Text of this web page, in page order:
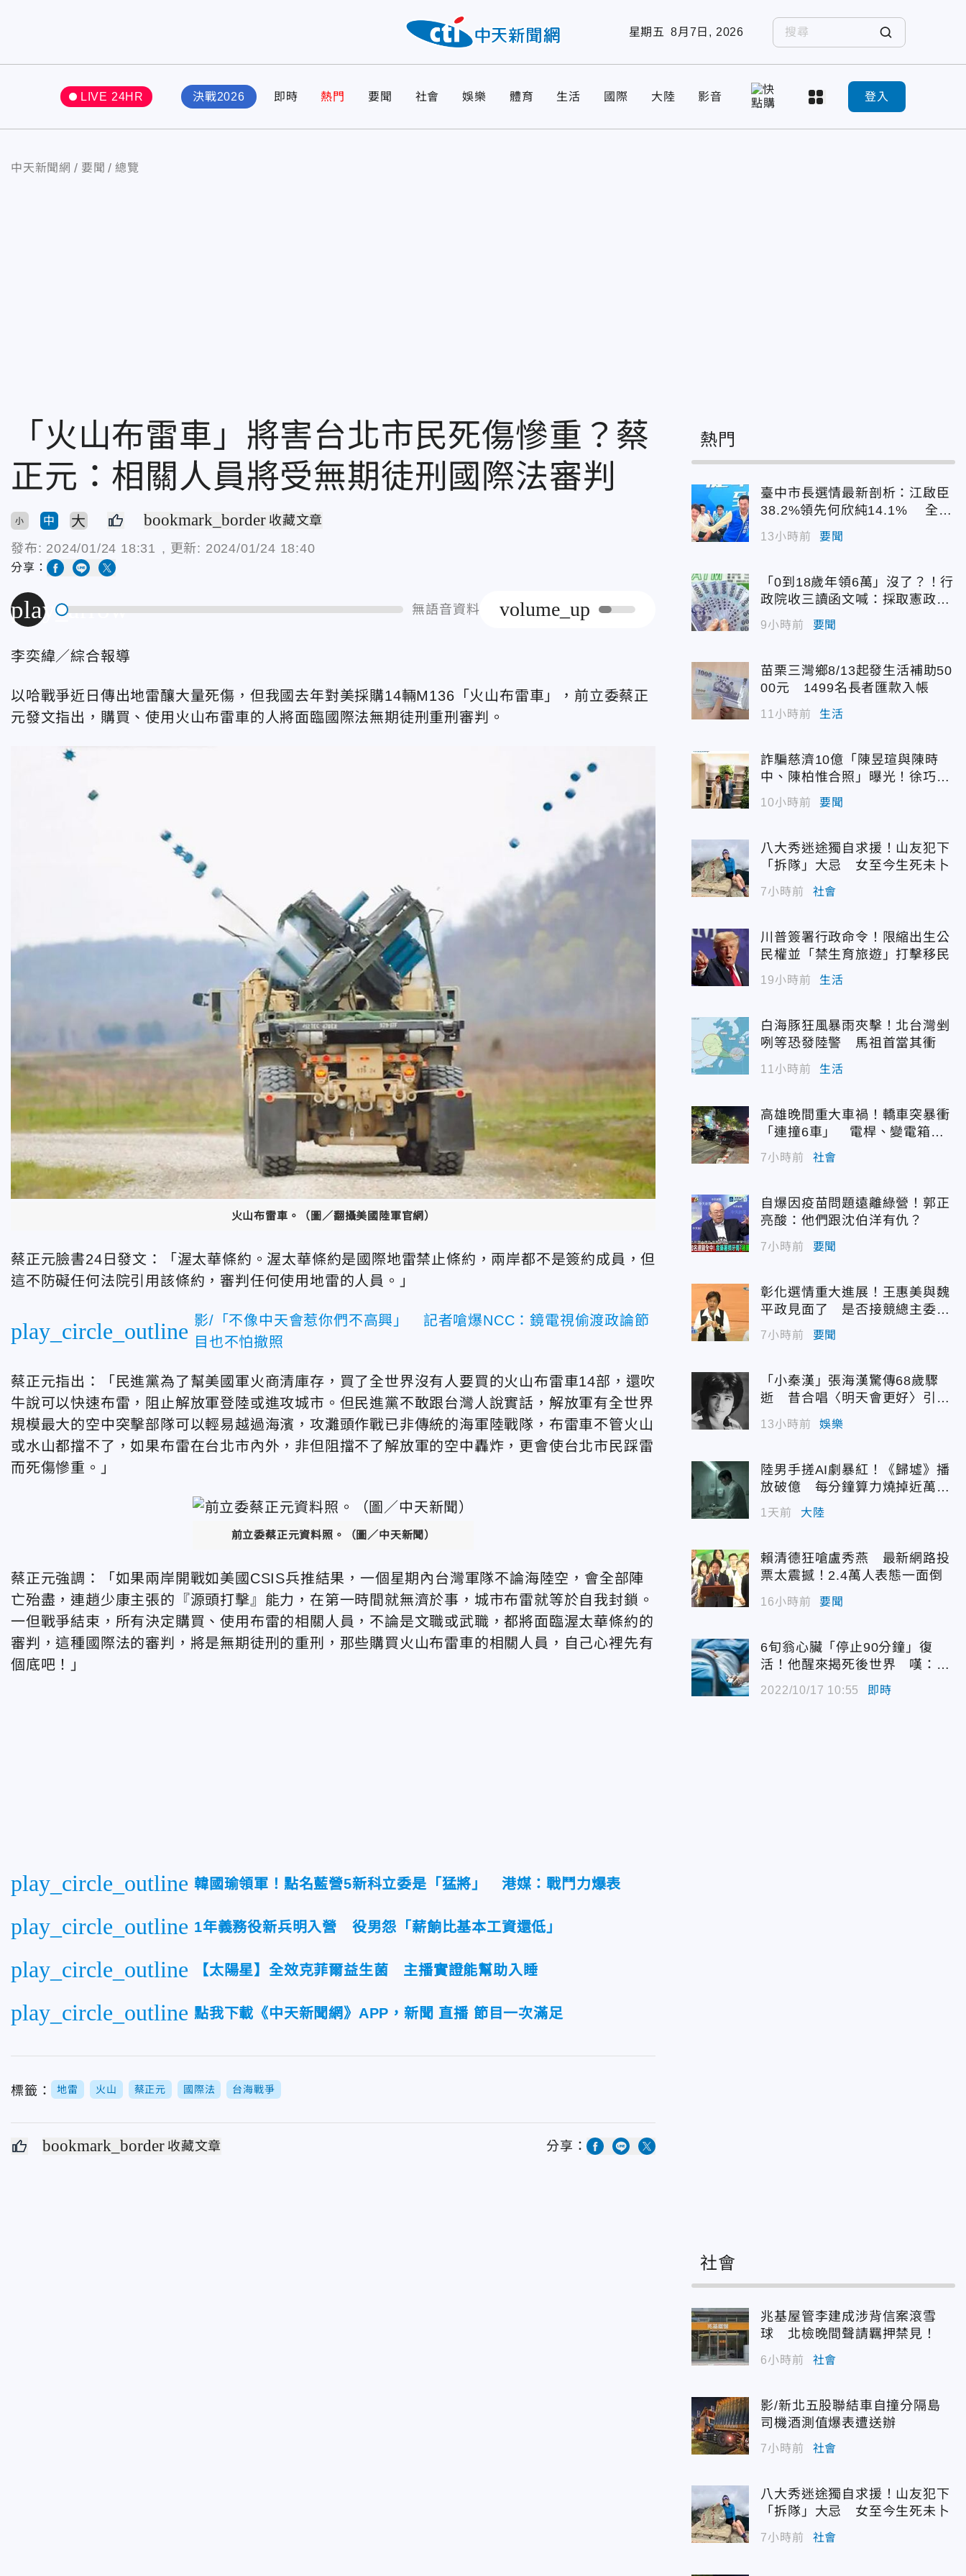
星期五 8月7日, 2026
LIVE 24HR 決戰2026 即時 熱門 要聞 社會 娛樂 體育 生活 國際 大陸 影音 登入
中天新聞網 要聞 總覽
「火山布雷車」將害台北市民死傷慘重？蔡
正元：相關人員將受無期徒刑國際法審判
小 中 大 bookmark_border 收藏文章
發布: 2024/01/24 18:31 , 更新: 2024/01/24 18:40
分享：
play_arrow 無語音資料 volume_up
李奕緯／綜合報導
以哈戰爭近日傳出地雷釀大量死傷，但我國去年對美採購14輛M136「火山布雷車」，前立委蔡正
元發文指出，購買、使用火山布雷車的人將面臨國際法無期徒刑重刑審判。
火山布雷車。（圖／翻攝美國陸軍官網）
蔡正元臉書24日發文：「渥太華條約。渥太華條約是國際地雷禁止條約，兩岸都不是簽約成員，但
這不防礙任何法院引用該條約，審判任何使用地雷的人員。」
play_circle_outline 影/「不像中天會惹你們不高興」 記者嗆爆NCC：鏡電視偷渡政論節
目也不怕撤照
蔡正元指出：「民進黨為了幫美國軍火商清庫存，買了全世界沒有人要買的火山布雷車14部，還吹
牛說可以快速布雷，阻止解放軍登陸或進攻城市。但民進黨不敢跟台灣人說實話，解放軍有全世界
規模最大的空中突擊部隊可以輕易越過海濱，攻灘頭作戰已非傳統的海軍陸戰隊，布雷車不管火山
或水山都擋不了，如果布雷在台北市內外，非但阻擋不了解放軍的空中轟炸，更會使台北市民踩雷
而死傷慘重。」
前立委蔡正元資料照。（圖／中天新聞）
蔡正元強調：「如果兩岸開戰如美國CSIS兵推結果，一個星期內台灣軍隊不論海陸空，會全部陣
亡殆盡，連趙少康主張的『源頭打擊』能力，在第一時間就無濟於事，城市布雷就等於自我封鎖。
一但戰爭結束，所有決定購買、使用布雷的相關人員，不論是文職或武職，都將面臨渥太華條約的
審判，這種國際法的審判，將是無期徒刑的重刑，那些購買火山布雷車的相關人員，自己心裡先有
個底吧！」
play_circle_outline 韓國瑜領軍！點名藍營5新科立委是「猛將」 港媒：戰鬥力爆表
play_circle_outline 1年義務役新兵明入營 役男怨「薪餉比基本工資還低」
play_circle_outline 【太陽星】全效克菲爾益生菌 主播實證能幫助入睡
play_circle_outline 點我下載《中天新聞網》APP，新聞 直播 節目一次滿足
標籤： 地雷 火山 蔡正元 國際法 台海戰爭
bookmark_border 收藏文章 分享：
熱門
臺中市長選情最新剖析：江啟臣
38.2%領先何欣純14.1% 全世
代支持度全面居首
13小時前 要聞
「0到18歲年領6萬」沒了？！行
政院收三讀函文喊：採取憲政作
為
9小時前 要聞
苗栗三灣鄉8/13起發生活補助50
00元 1499名長者匯款入帳
11小時前 生活
詐騙慈濟10億「陳昱瑄與陳時
中、陳柏惟合照」曝光！徐巧芯
震撼出手
10小時前 要聞
八大秀迷途獨自求援！山友犯下
「拆隊」大忌 女至今生死未卜
7小時前 社會
川普簽署行政命令！限縮出生公
民權並「禁生育旅遊」打擊移民
19小時前 生活
白海豚狂風暴雨夾擊！北台灣剉
咧等恐發陸警 馬祖首當其衝
11小時前 生活
高雄晚間重大車禍！轎車突暴衝
「連撞6車」 電桿、變電箱全
遭殃
7小時前 社會
自爆因疫苗問題遠離綠營！郭正
亮酸：他們跟沈伯洋有仇？
7小時前 要聞
彰化選情重大進展！王惠美與魏
平政見面了 是否接競總主委態
度曝光
7小時前 要聞
「小秦漢」張海漢驚傳68歲驟
逝 昔合唱〈明天會更好〉引追
13小時前 娛樂
陸男手搓AI劇暴紅！《歸墟》播
放破億 每分鐘算力燒掉近萬台
1天前 大陸
賴清德狂嗆盧秀燕 最新網路投
票太震撼！2.4萬人表態一面倒
16小時前 要聞
6旬翁心臟「停止90分鐘」復
活！他醒來揭死後世界 嘆：很
2022/10/17 10:55 即時
社會
兆基屋管李建成涉背信案滾雪
球 北檢晚間聲請羈押禁見！
6小時前 社會
影/新北五股聯結車自撞分隔島
司機酒測值爆表遭送辦
7小時前 社會
八大秀迷途獨自求援！山友犯下
「拆隊」大忌 女至今生死未卜
7小時前 社會